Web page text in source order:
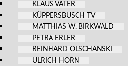
KLAUS VATER
KÜPPERSBUSCH TV
MATTHIAS W. BIRKWALD
PETRA ERLER
REINHARD OLSCHANSKI
ULRICH HORN